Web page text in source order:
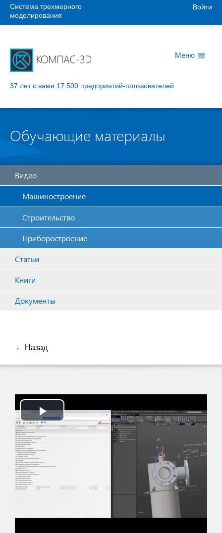
Система трехмерного
моделирования
Войти
Меню
37 лет с вами 17 500 предприятий-пользователей
Обучающие материалы
Видео
Машиностроение
Строительство
Приборостроение
Статьи
Книги
Документы
← Назад
Play